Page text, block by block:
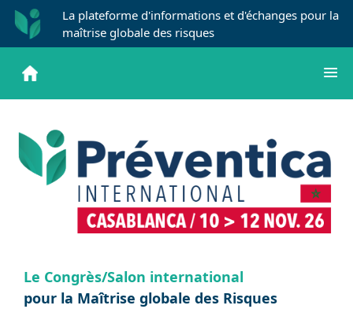
La plateforme d'informations et d'échanges pour la
maîtrise globale des risques
Le Congrès/Salon international
pour la Maîtrise globale des Risques